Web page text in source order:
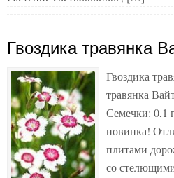
Гвоздика травянка
Гвоздика
травянка
Семечки: 0,1
новинка!
плитами
со